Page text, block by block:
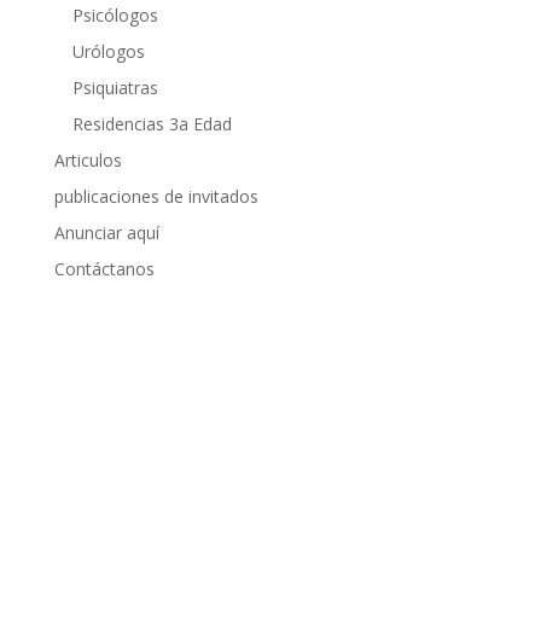
Psicólogos
Urólogos
Psiquiatras
Residencias 3a Edad
Articulos
publicaciones de invitados
Anunciar aquí
Contáctanos